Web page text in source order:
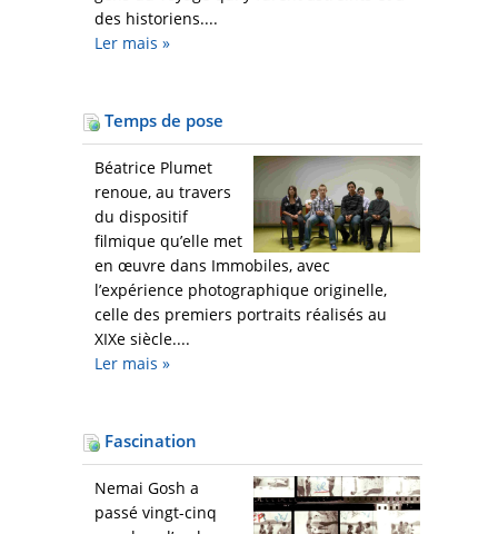
des historiens....
Ler mais »
Temps de pose
Béatrice Plumet
renoue, au travers
du dispositif
filmique qu’elle met
en œuvre dans Immobiles, avec
l’expérience photographique originelle,
celle des premiers portraits réalisés au
XIXe siècle....
Ler mais »
Fascination
Nemai Gosh a
passé vingt-cinq